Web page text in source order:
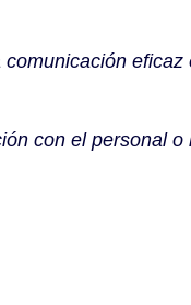
eficaz
con el personal o